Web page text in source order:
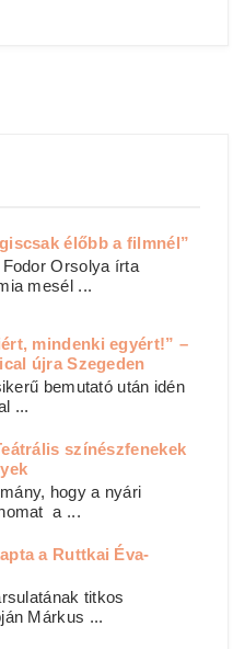
élőbb a filmnél”
Orsolya írta
mesél ...
mindenki egyért!” –
újra Szegeden
bemutató után idén
...
színészfenekek
hogy a nyári
a ...
a Ruttkai Éva-
titkos
Márkus ...